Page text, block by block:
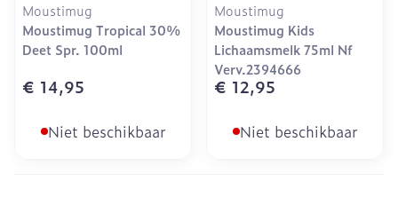
Moustimug
Moustimug Tropical 30%
Deet Spr. 100ml
€ 14,95
Niet beschikbaar
Moustimug
Moustimug Kids
Lichaamsmelk 75ml Nf
Verv.2394666
€ 12,95
Niet beschikbaar